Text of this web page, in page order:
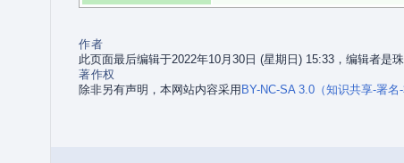
作者
此页面最后编辑于2022年10月30日 (星期日) 15:33，编辑者是
著作权
除非另有声明，本网站内容采用 BY-NC-SA 3.0（知识共享-署名